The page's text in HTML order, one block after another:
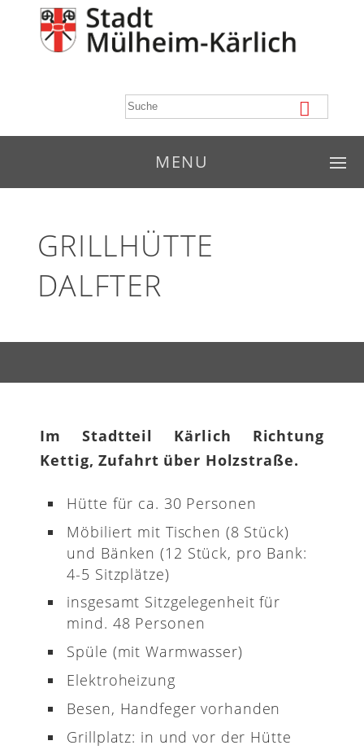
MENU
GRILLHÜTTE
DALFTER
Im Stadtteil Kärlich Richtung
Kettig, Zufahrt über Holzstraße.
Hütte für ca. 30 Personen
Möbiliert mit Tischen (8 Stück)
und Bänken (12 Stück, pro Bank:
4-5 Sitzplätze)
insgesamt Sitzgelegenheit für
mind. 48 Personen
Spüle (mit Warmwasser)
Elektroheizung
Besen, Handfeger vorhanden
Grillplatz: in und vor der Hütte